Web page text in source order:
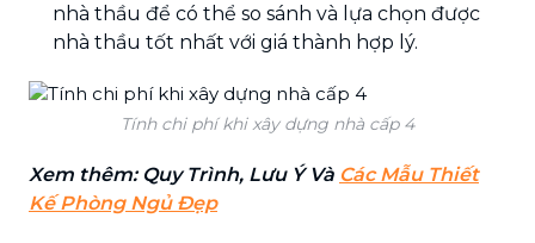
nhà thầu để có thể so sánh và lựa chọn được
nhà thầu tốt nhất với giá thành hợp lý.
Tính chi phí khi xây dựng nhà cấp 4
Xem thêm: Quy Trình, Lưu Ý Và Các Mẫu Thiết
Kế Phòng Ngủ Đẹp